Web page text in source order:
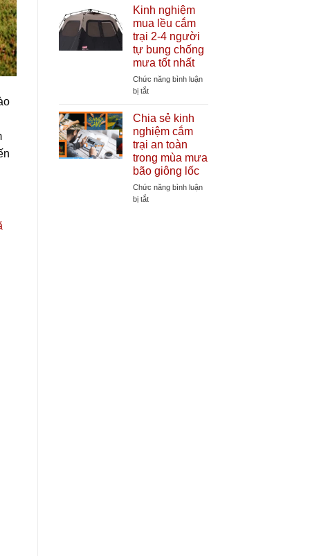
tăng
tuổi
thọ
lều
ích
của
lều
thay
đồ
tự
bung
khi
trại
bãi
biển
Kinh nghiệm
mua lều cắm
trại 2-4 người
tự bung chống
mưa tốt nhất
Chức năng bình luận
bị tắtở
nghiệm
mua
lều
cắm
trại
2-
4
người
Chia sẻ kinh
nghiệm cắm
trại an toàn
trong mùa mưa
bão giông lốc
Chức năng bình luận
bị tắtở